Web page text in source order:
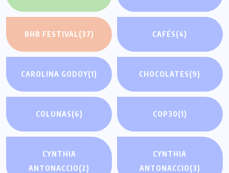
BHB FESTIVAL(37) CAFÉS(4)
CAROLINA GODOY(1) CHOCOLATES(9)
COLUNAS(6) COP30(1)
CYNTHIA
ANTONACCIO(2)
CYNTHIA
ANTONACCIO(3)